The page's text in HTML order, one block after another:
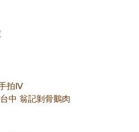
拍Ⅳ
中 翁記剝骨鵝肉